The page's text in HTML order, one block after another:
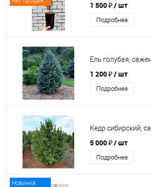
1 500 ₽/ шт
Подробнее
Ель голубая,
1 200 ₽/ шт
Подробнее
Кедр сибирский,
5 000 ₽/ шт
Подробнее
Новинка